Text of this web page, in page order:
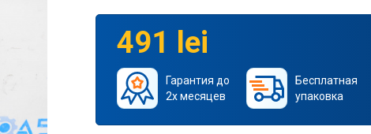
491 lei
Гарантия до
2х месяцев
Бесплатная
упаковка